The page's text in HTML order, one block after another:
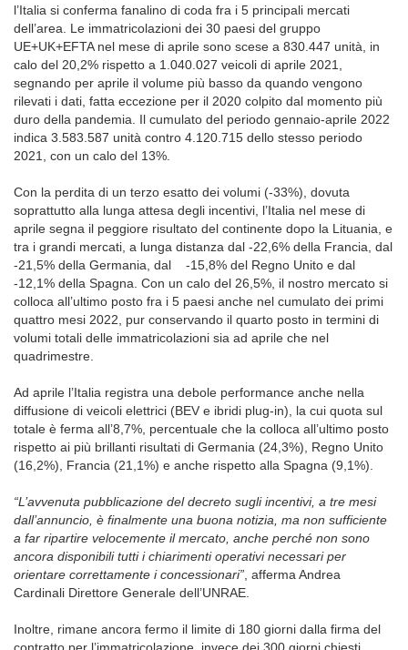
l’Italia si conferma fanalino di coda fra i 5 principali mercati
dell’area. Le immatricolazioni dei 30 paesi del gruppo
UE+UK+EFTA nel mese di aprile sono scese a 830.447 unità, in
calo del 20,2% rispetto a 1.040.027 veicoli di aprile 2021,
segnando per aprile il volume più basso da quando vengono
rilevati i dati, fatta eccezione per il 2020 colpito dal momento più
duro della pandemia. Il cumulato del periodo gennaio-aprile 2022
indica 3.583.587 unità contro 4.120.715 dello stesso periodo
2021, con un calo del 13%.
Con la perdita di un terzo esatto dei volumi (-33%), dovuta
soprattutto alla lunga attesa degli incentivi, l’Italia nel mese di
aprile segna il peggiore risultato del continente dopo la Lituania, e
tra i grandi mercati, a lunga distanza dal -22,6% della Francia, dal
-21,5% della Germania, dal -15,8% del Regno Unito e dal
-12,1% della Spagna. Con un calo del 26,5%, il nostro mercato si
colloca all’ultimo posto fra i 5 paesi anche nel cumulato dei primi
quattro mesi 2022, pur conservando il quarto posto in termini di
volumi totali delle immatricolazioni sia ad aprile che nel
quadrimestre.
Ad aprile l’Italia registra una debole performance anche nella
diffusione di veicoli elettrici (BEV e ibridi plug-in), la cui quota sul
totale è ferma all’8,7%, percentuale che la colloca all’ultimo posto
rispetto ai più brillanti risultati di Germania (24,3%), Regno Unito
(16,2%), Francia (21,1%) e anche rispetto alla Spagna (9,1%).
“L’avvenuta pubblicazione del decreto sugli incentivi, a tre mesi
dall’annuncio, è finalmente una buona notizia, ma non sufficiente
a far ripartire velocemente il mercato, anche perché non sono
ancora disponibili tutti i chiarimenti operativi necessari per
orientare correttamente i concessionari” , afferma Andrea
Cardinali Direttore Generale dell’UNRAE.
Inoltre, rimane ancora fermo il limite di 180 giorni dalla firma del